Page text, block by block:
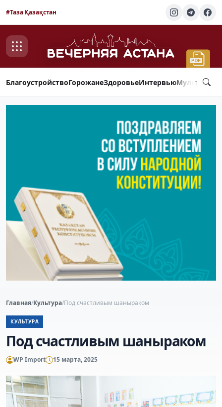
#Таза Қазақстан
БлагоустройствоГорожанеЗдоровьеИнтервью
Главная/Культура/Под счастливым шаныраком
КУЛЬТУРА
Под счастливым шаныраком
WP Import 15 марта, 2025